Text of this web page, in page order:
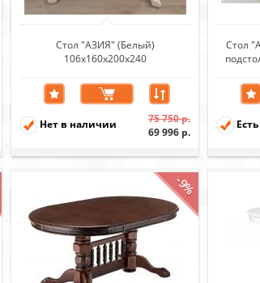
Стол "АЗИЯ" (Белый)
106х160х200х240
Нет в наличии
75 750 р.
69 996 р.
Стол
-9%